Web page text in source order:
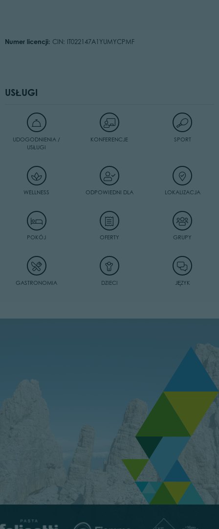
Numer licencji: CIN: IT022147A1YUMYCPMF
USŁUGI
UDOGODNIENIA /
USŁUGI
KONFERENCJE SPORT
WELLNESS ODPOWIEDNI DLA LOKALIZACJA
POKÓJ OFERTY GRUPY
GASTRONOMIA DZIECI JĘZYK